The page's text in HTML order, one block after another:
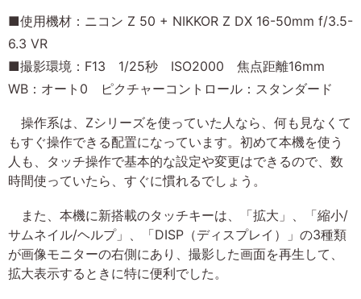
■使用機材：ニコン Z 50 + NIKKOR Z DX 16-50mm f/3.5-
6.3 VR
■撮影環境：F13 1/25秒 ISO2000 焦点距離16mm
WB：オート0 ピクチャーコントロール：スタンダード
操作系は、Zシリーズを使っていた人なら、何も見なくて
もすぐ操作できる配置になっています。初めて本機を使う
人も、タッチ操作で基本的な設定や変更はできるので、数
時間使っていたら、すぐに慣れるでしょう。
また、本機に新搭載のタッチキーは、「拡大」、「縮小/
サムネイル/ヘルプ」、「DISP（ディスプレイ）」の3種類
が画像モニターの右側にあり、撮影した画面を再生して、
拡大表示するときに特に便利でした。